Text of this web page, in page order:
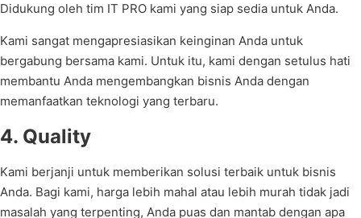
Didukung oleh tim IT PRO kami yang siap sedia untuk Anda.
Kami sangat mengapresiasikan keinginan Anda untuk
bergabung bersama kami. Untuk itu, kami dengan setulus hati
membantu Anda mengembangkan bisnis Anda dengan
memanfaatkan teknologi yang terbaru.
4. Quality
Kami berjanji untuk memberikan solusi terbaik untuk bisnis
Anda. Bagi kami, harga lebih mahal atau lebih murah tidak jadi
masalah yang terpenting, Anda puas dan mantab dengan apa